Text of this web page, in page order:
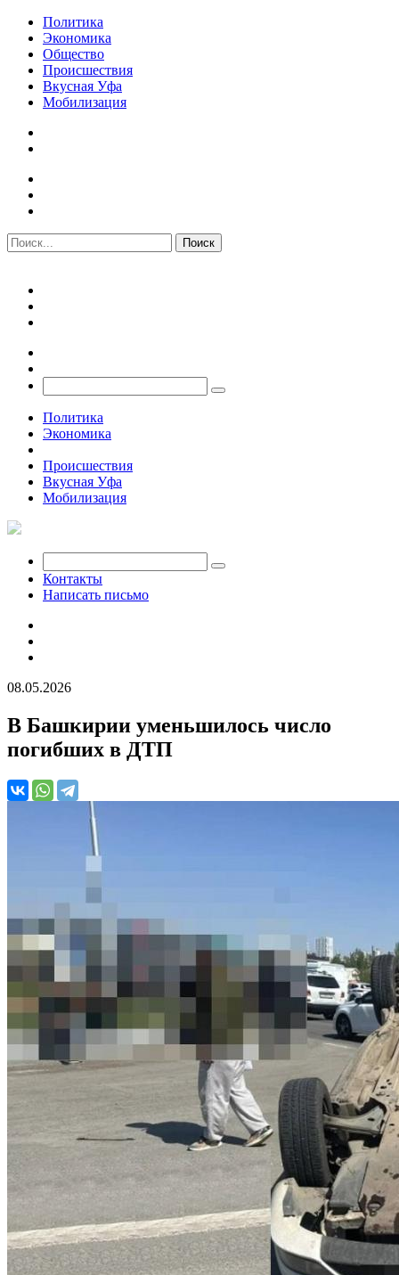
Политика
Экономика
Общество
Происшествия
Вкусная Уфа
Мобилизация
Политика
Экономика
Происшествия
Вкусная Уфа
Мобилизация
Контакты
Написать письмо
08.05.2026
В Башкирии уменьшилось число
погибших в ДТП